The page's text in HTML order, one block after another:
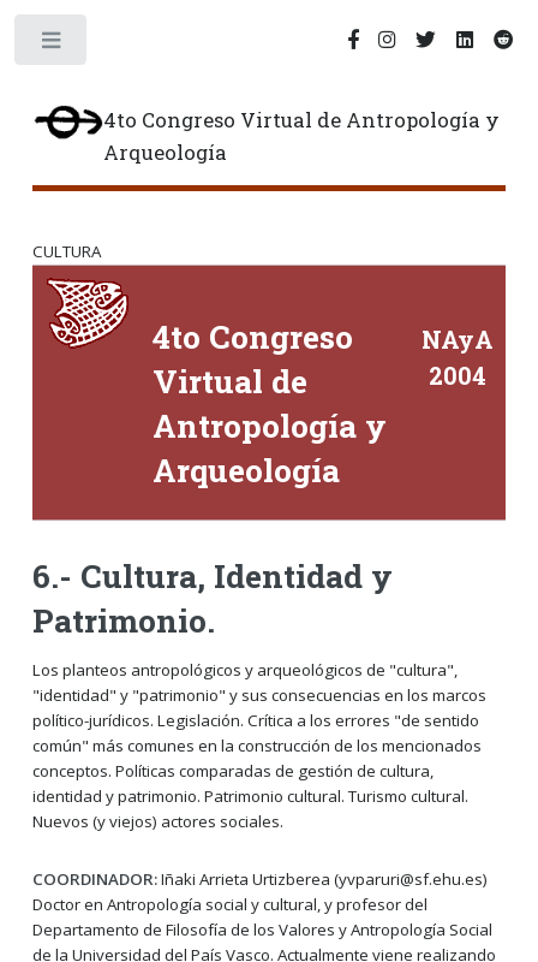
4to Congreso Virtual de Antropología y
Arqueología
CULTURA
4to Congreso
Virtual de
Antropología y
Arqueología
NAyA
2004
6.- Cultura, Identidad y
Patrimonio.
Los planteos antropológicos y arqueológicos de "cultura",
"identidad" y "patrimonio" y sus consecuencias en los marcos
político-jurídicos. Legislación. Crítica a los errores "de sentido
común" más comunes en la construcción de los mencionados
conceptos. Políticas comparadas de gestión de cultura,
identidad y patrimonio. Patrimonio cultural. Turismo cultural.
Nuevos (y viejos) actores sociales.
COORDINADOR:Iñaki Arrieta Urtizberea (yvparuri@sf.ehu.es)
Doctor en Antropología social y cultural, y profesor del
Departamento de Filosofía de los Valores y Antropología Social
de la Universidad del País Vasco. Actualmente viene realizando